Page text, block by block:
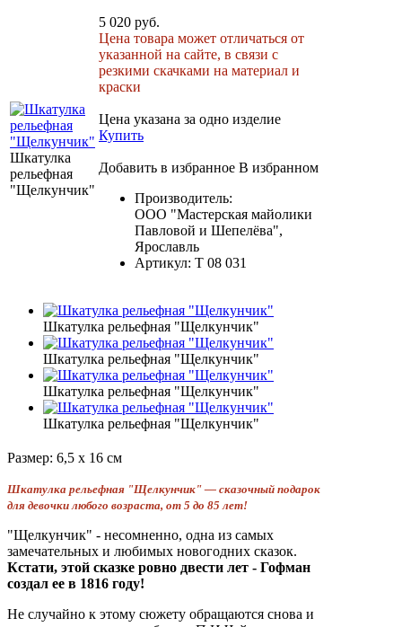
Шкатулка
рельефная
"Щелкунчик"
5 020 руб.
Цена товара может отличаться от
указанной на сайте, в связи с
резкими скачками на материал и
краски
Цена указана за одно изделие
Купить
Добавить в избранное В избранном
Производитель:
ООО "Мастерская майолики
Павловой и Шепелёва",
Ярославль
Артикул: Т 08 031
Шкатулка рельефная "Щелкунчик"
Шкатулка рельефная "Щелкунчик"
Шкатулка рельефная "Щелкунчик"
Шкатулка рельефная "Щелкунчик"
Размер: 6,5 х 16 см
Шкатулка рельефная "Щелкунчик" — сказочный подарок
для девочки любого возраста, от 5 до 85 лет!
"Щелкунчик" - несомненно, одна из самых
замечательных и любимых новогодних сказок.
Кстати, этой сказке ровно двести лет - Гофман
создал ее в 1816 году!
Не случайно к этому сюжету обращаются снова и